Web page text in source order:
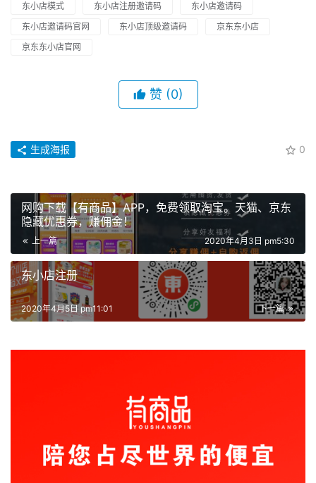
东小店模式
东小店注册邀请码
东小店邀请码
东小店邀请码官网
东小店顶级邀请码
京东东小店
京东东小店官网
赞 (0)
0
生成海报
网购下载【有商品】APP，免费领取淘宝。天猫、京东
隐藏优惠券，赚佣金！
上一篇 2020年4月3日 pm5:30
东小店注册
下一篇
2020年4月5日 pm11:01